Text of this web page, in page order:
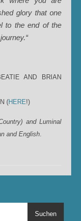
glory that one
to the end of the
AND BRIAN
(HERE!)
and Luminal
and English.
Suchen